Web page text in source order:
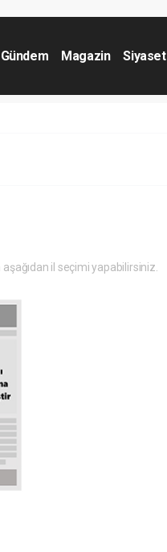
Gündem Magazin Siyaset
il seçimi yapabilirsiniz.